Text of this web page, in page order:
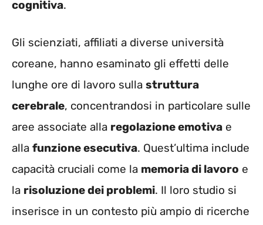
cognitiva.
Gli scienziati, affiliati a diverse università
coreane, hanno esaminato gli effetti delle
lunghe ore di lavoro sulla struttura
cerebrale, concentrandosi in particolare sulle
aree associate alla regolazione emotiva e
alla funzione esecutiva. Quest’ultima include
capacità cruciali come la memoria di lavoro e
la risoluzione dei problemi. Il loro studio si
inserisce in un contesto più ampio di ricerche